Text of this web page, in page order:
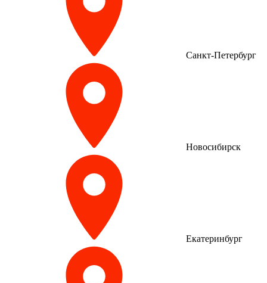
Санкт-Петербург
Новосибирск
Екатеринбург